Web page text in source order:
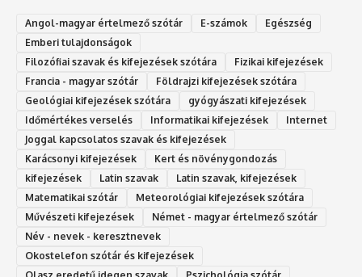
Angol-magyar értelmező szótár E-számok
Egészség
Emberi tulajdonságok
Filozófiai szavak és kifejezések szótára
Fizikai kifejezések
Francia - magyar szótár
Földrajzi kifejezések szótára
Geológiai kifejezések szótára
gyógyászati kifejezések
Időmértékes verselés
Informatikai kifejezések
Internet
Joggal kapcsolatos szavak és kifejezések
Karácsonyi kifejezések
Kert és növénygondozás
kifejezések
Latin szavak
Latin szavak, kifejezések
Matematikai szótár
Meteorológiai kifejezések szótára
Művészeti kifejezések
Német - magyar értelmező szótár
Név - nevek - keresztnevek
Okostelefon szótár és kifejezések